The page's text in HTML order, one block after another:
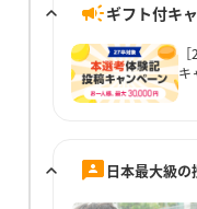
ギフト付キ
キ
日本最大級の